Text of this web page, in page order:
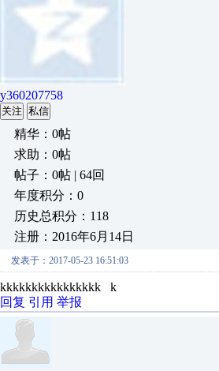
y360207758
关注 私信
精华：0帖
求助：0帖
帖子：0帖 | 64回
年度积分：0
历史总积分：118
注册：2016年6月14日
发表于：2017-05-23 16:51:03
kkkkkkkkkkkkkkkk k
回复 引用 举报